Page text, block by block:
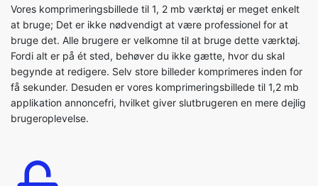
begynde at redigere. Selv store billeder komprimeres inden for
få sekunder. Desuden er vores komprimeringsbillede til 1,2 mb
applikation annoncefri, hvilket giver slutbrugeren en mere dejlig
brugeroplevelse.
Fri for omkostninger